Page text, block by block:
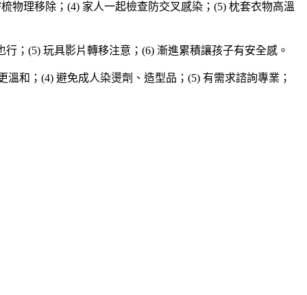
物理移除；(4) 家人一起檢查防交叉感染；(5) 枕套衣物高溫
；(5) 玩具影片轉移注意；(6) 漸進累積讓孩子有安全感。
和；(4) 避免成人染燙劑、造型品；(5) 有需求諮詢專業；